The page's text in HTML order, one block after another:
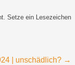
Setze ein Lesezeichen
| unschädlich? →